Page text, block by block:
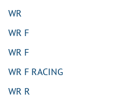
WR
WR F
WR F
F RACING
WR R